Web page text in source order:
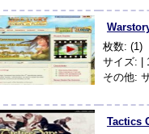
枚数: (1)
サイズ: |
その他:
Tactics